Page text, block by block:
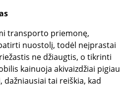
transporto priemonę,
nuostolį, todėl neįprastai
ne džiaugtis, o tikrinti
kainuoja akivaizdžiai pigiau
tai reiškia, kad